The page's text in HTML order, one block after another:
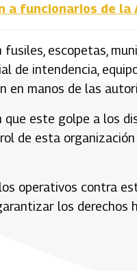
a funcionarios de
fusiles, escopetas,
de intendencia,
en manos de las
que este golpe a los
de esta
operativos contra
los